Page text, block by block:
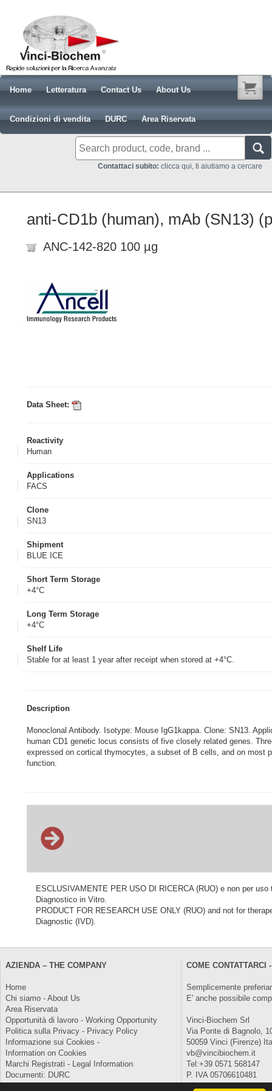
Home Letteratura Contact Us About Us
Condizioni di vendita DURC Area Riservata
Contattaci subito: clicca qui, ti aiutiamo a cercare
anti-CD1b (human), mAb (SN13)
ANC-142-820 100 µg
Data Sheet:
Reactivity
Human
Applications
FACS
Clone
SN13
Shipment
BLUE ICE
Short Term Storage
+4°C
Long Term Storage
+4°C
Shelf Life
Stable for at least 1 year after receipt when stored at +4°C.
Description
Monoclonal Antibody. Isotype: Mouse IgG1kappa. Clone: SN13.
human CD1 genetic locus consists of five closely related genes.
expressed on cortical thymocytes, a subset of B cells, and on most
function.
ESCLUSIVAMENTE PER USO DI RICERCA (RUO) e non per
Diagnostico in Vitro.
PRODUCT FOR RESEARCH USE ONLY (RUO) and not for
Diagnostic (IVD).
AZIENDA – THE COMPANY
Home
Chi siamo - About Us
Area Riservata
Opportunità di lavoro - Working Opportunity
Politica sulla Privacy - Privacy Policy
Informazione sui Cookies -
Information on Cookies
Marchi Registrati - Legal Information
Documenti: DURC
COME CONTATTARCI
Semplicemente
E' anche possibile
Vinci-Biochem Srl
Via Ponte di Bagnolo,
50059 Vinci (Firenze)
vb@vincibiochem.it
Tel:+39 0571 568147
P. IVA 05706610481